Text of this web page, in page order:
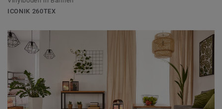
ICONIK 260TEX